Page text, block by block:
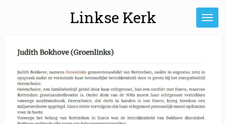
Ga
direct
naar
hoofdinhoud
Linkse Kerk